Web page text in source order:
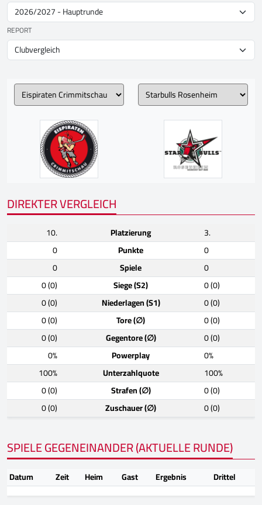
REPORT
DIREKTER VERGLEICH
10. Platzierung
3.
0
Punkte
0
0
Spiele
0
0 (0)
Siege (S2)
0 (0)
0 (0)
Niederlagen (S1)
0 (0)
0 (0)
Tore (∅)
0 (0)
0 (0)
Gegentore (∅)
0 (0)
0%
Powerplay
0%
100%
Unterzahlquote
100%
0 (0)
Strafen (∅)
0 (0)
0 (0)
Zuschauer (∅) 0 (0)
SPIELE GEGENEINANDER (AKTUELLE RUNDE)
Datum Zeit Heim Gast Ergebnis Drittel